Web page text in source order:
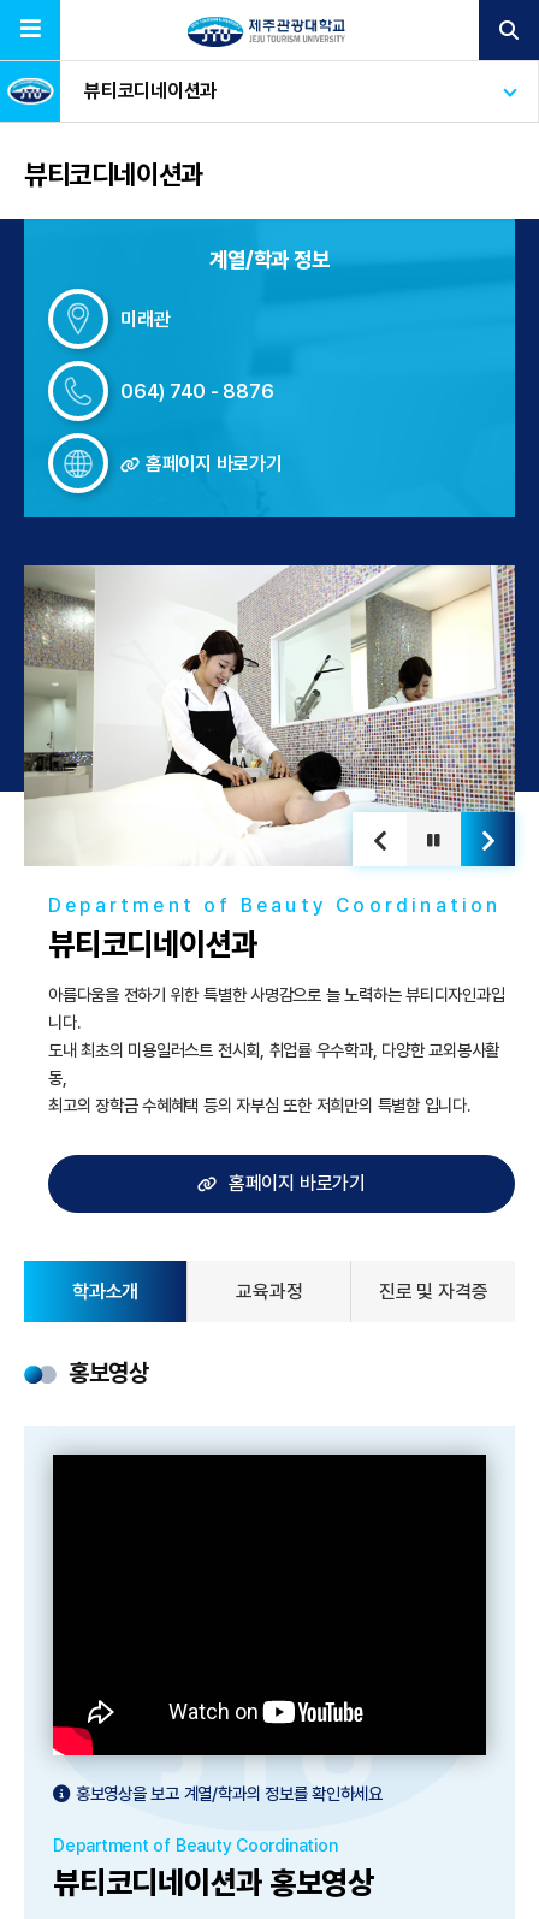
뷰티코디네이션과
뷰티코디네이션과
계열/학과 정보
미래관
064) 740 - 8876
홈페이지 바로가기
Department of Beauty Coordination
뷰티코디네이션과
아름다움을 전하기 위한 특별한 사명감으로 늘 노력하는 뷰티디자인과입
니다.
도내 최초의 미용일러스트 전시회, 취업률 우수학과, 다양한 교외봉사활
동,
최고의 장학금 수혜혜택 등의 자부심 또한 저희만의 특별함 입니다.
홈페이지 바로가기
학과소개 교육과정 진로 및 자격증
홍보영상
홍보영상을 보고 계열/학과의 정보를 확인하세요
Department of Beauty Coordination
뷰티코디네이션과 홍보영상